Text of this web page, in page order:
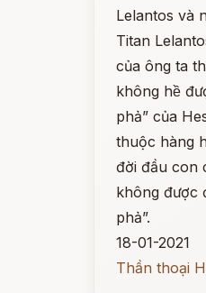
Lelantos và
Titan
của ông ta
không hề
phả” của
thuộc hàng
đời đầu con
không được
phả”.
18-01-2021
Thần thoại